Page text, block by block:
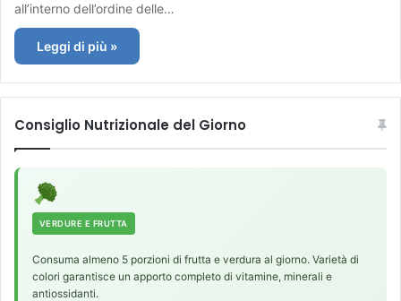
all’interno dell’ordine delle…
Leggi di più »
Consiglio Nutrizionale del Giorno
VERDURE E FRUTTA
Consuma almeno 5 porzioni di frutta e verdura al giorno. Varietà di
colori garantisce un apporto completo di vitamine, minerali e
antiossidanti.